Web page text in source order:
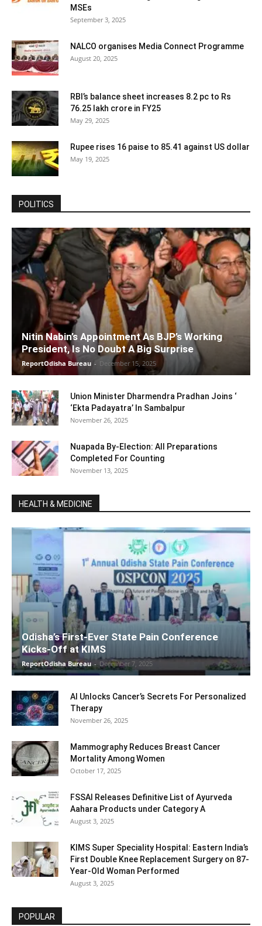
MSEs
September 3, 2025
NALCO organises Media Connect Programme
August 20, 2025
RBI’s balance sheet increases 8.2 pc to Rs
76.25 lakh crore in FY25
May 29, 2025
Rupee rises 16 paise to 85.41 against US dollar
May 19, 2025
POLITICS
Nitin Nabin’s Appointment As BJP’s Working
President, Is No Doubt A Big Surprise
ReportOdisha Bureau - December 15, 2025
Union Minister Dharmendra Pradhan Joins ‘
‘Ekta Padayatra’ In Sambalpur
November 26, 2025
Nuapada By-Election: All Preparations
Completed For Counting
November 13, 2025
HEALTH & MEDICINE
Odisha’s First-Ever State Pain Conference
Kicks-Off at KIMS
ReportOdisha Bureau - December 7, 2025
AI Unlocks Cancer’s Secrets For Personalized
Therapy
November 26, 2025
Mammography Reduces Breast Cancer
Mortality Among Women
October 17, 2025
FSSAI Releases Definitive List of Ayurveda
Aahara Products under Category A
August 3, 2025
KIMS Super Speciality Hospital: Eastern India’s
First Double Knee Replacement Surgery on 87-
Year-Old Woman Performed
August 3, 2025
POPULAR